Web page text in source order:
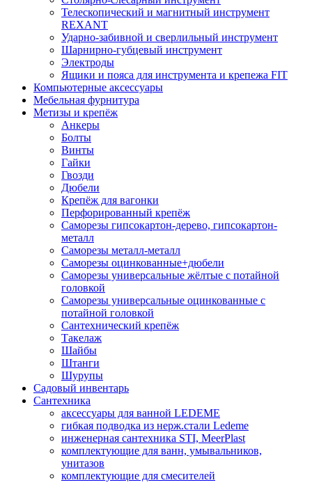
Телескопический и магнитный инструмент
REXANT
Ударно-забивной и сверлильный инструмент
Шарнирно-губцевый инструмент
Электроды
Ящики и пояса для инструмента и крепежа FIT
Компьютерные аксессуары
Мебельная фурнитура
Метизы и крепёж
Анкеры
Болты
Винты
Гайки
Гвозди
Дюбели
Крепёж для вагонки
Перфорированный крепёж
Саморезы гипсокартон-дерево, гипсокартон-
металл
Саморезы металл-металл
Саморезы оцинкованные+дюбели
Саморезы универсальные жёлтые с потайной
головкой
Саморезы универсальные оцинкованные с
потайной головкой
Сантехнический крепёж
Такелаж
Шайбы
Штанги
Шурупы
Садовый инвентарь
Сантехника
аксессуары для ванной LEDEME
гибкая подводка из нерж.стали Ledeme
инженерная сантехника STI, MeerPlast
комплектующие для ванн, умывальников,
унитазов
комплектующие для смесителей